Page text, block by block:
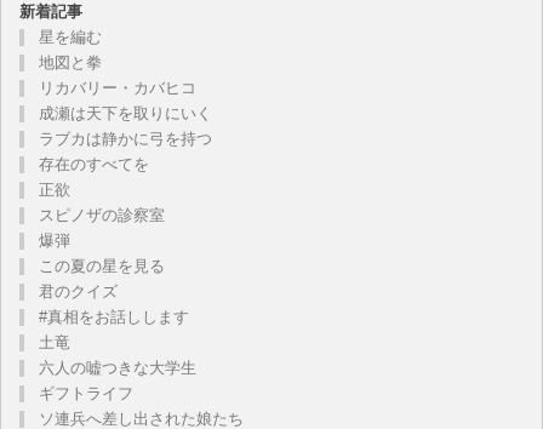
新着記事
星を編む
地図と拳
リカバリー・カバヒコ
成瀬は天下を取りにいく
ラブカは静かに弓を持つ
存在のすべてを
正欲
スピノザの診察室
爆弾
この夏の星を見る
君のクイズ
#真相をお話しします
土竜
六人の嘘つきな大学生
ギフトライフ
ソ連兵へ差し出された娘たち